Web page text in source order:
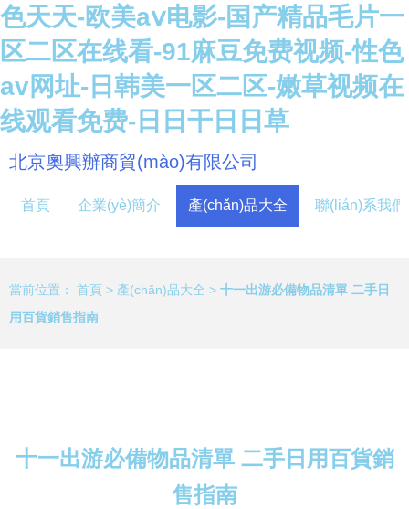
色天天-欧美aⅴ电影-国产精品毛片一
区二区在线看-91麻豆免费视频-性色
av网址-日韩美一区二区-嫩草视频在
线观看免费-日日干日日草
北京奧興辦商貿(mào)有限公司
首頁 企業(yè)簡介 產(chǎn)品大全 聯(lián)系我們
當前位置： 首頁 > 產(chǎn)品大全 > 十一出游必備物品清單 二手日
用百貨銷售指南
十一出游必備物品清單 二手日用百貨銷
售指南